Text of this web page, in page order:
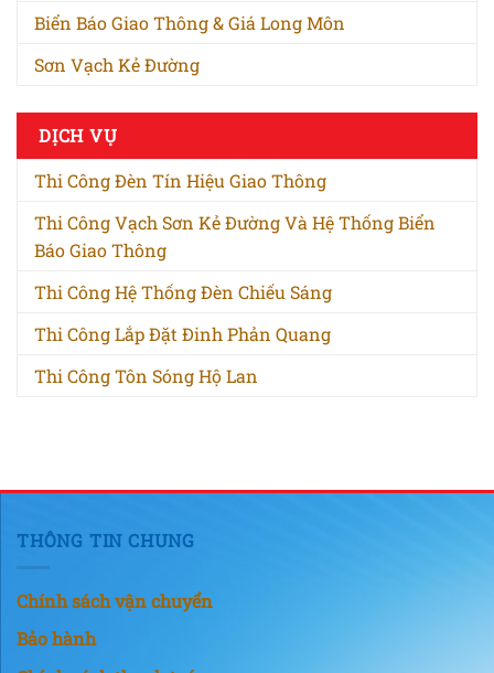
Biển Báo Giao Thông & Giá Long Môn
Sơn Vạch Kẻ Đường
DỊCH VỤ
Thi Công Đèn Tín Hiệu Giao Thông
Thi Công Vạch Sơn Kẻ Đường Và Hệ Thống Biển
Báo Giao Thông
Thi Công Hệ Thống Đèn Chiếu Sáng
Thi Công Lắp Đặt Đinh Phản Quang
Thi Công Tôn Sóng Hộ Lan
THÔNG TIN CHUNG
Chính sách vận chuyển
Bảo hành